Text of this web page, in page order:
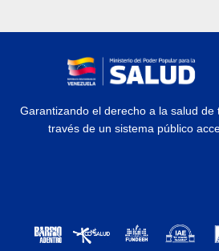
Garantizando el derecho a la salud de
través de un sistema público